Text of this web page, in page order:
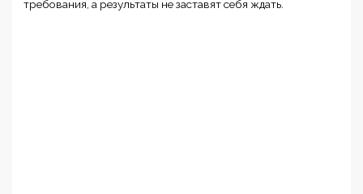
требования, а результаты не заставят себя ждать.